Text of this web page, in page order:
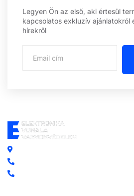
Legyen Ön az első, aki értesül
kapcsolatos exkluzív ajánlatokról
hírekről